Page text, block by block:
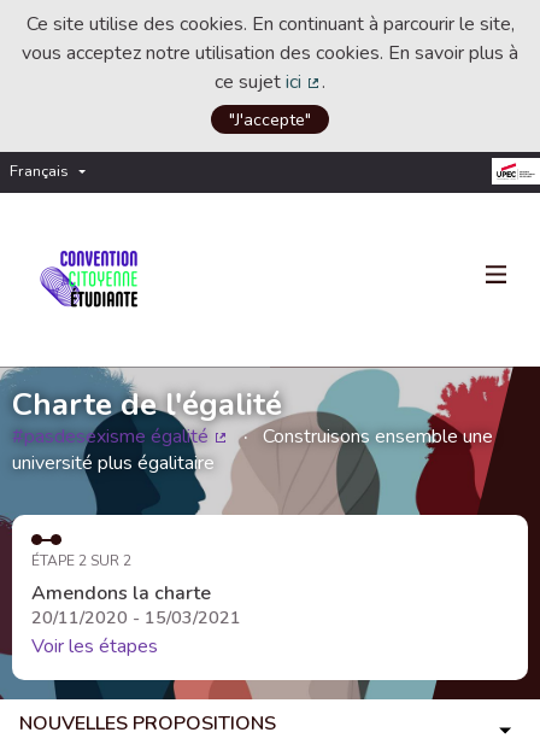
Ce site utilise des cookies. En continuant à parcourir le site,
vous acceptez notre utilisation des cookies. En savoir plus à
ce sujetici
(Lien externe)
.
"J'accepte"
Français Choisir la langue
Charte de l'égalité
#pasdesexisme égalité
(Lien externe)
Construisons ensemble une
université plus égalitaire
ÉTAPE 2 SUR 2
Amendons la charte
20/11/2020 - 15/03/2021
Voir les étapes
NOUVELLES PROPOSITIONS